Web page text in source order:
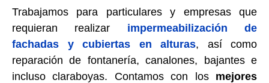
Trabajamos para particulares y empresas que
requieran realizar impermeabilización de
fachadas y cubiertas en alturas, así como
reparación de fontanería, canalones, bajantes e
incluso claraboyas. Contamos con los mejores